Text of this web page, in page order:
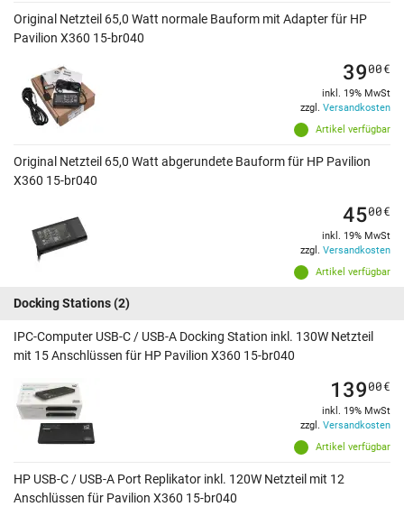
Original Netzteil 65,0 Watt normale Bauform mit Adapter für HP
Pavilion X360 15-br040
Artikel verfügbar
3900€
inkl. 19% MwSt
zzgl. Versandkosten
Original Netzteil 65,0 Watt abgerundete Bauform für HP Pavilion
X360 15-br040
Artikel verfügbar
4500€
inkl. 19% MwSt
zzgl. Versandkosten
Docking Stations(2)
IPC-Computer USB-C / USB-A Docking Station inkl. 130W Netzteil
mit 15 Anschlüssen für HP Pavilion X360 15-br040
Artikel verfügbar
13900€
inkl. 19% MwSt
zzgl. Versandkosten
HP USB-C / USB-A Port Replikator inkl. 120W Netzteil mit 12
Anschlüssen für Pavilion X360 15-br040